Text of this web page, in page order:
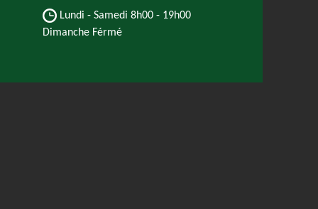
Lundi - Samedi 8h00 - 19h00
Dimanche Férmé